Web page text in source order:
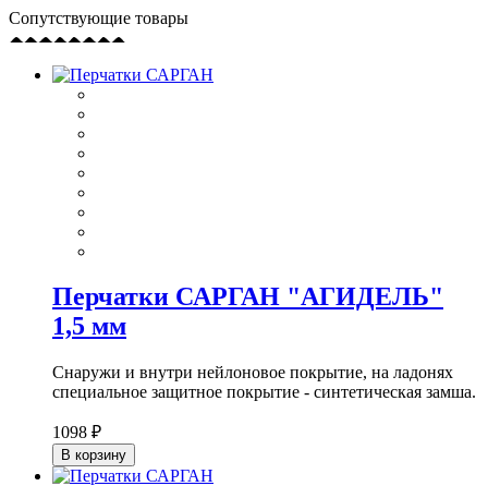
Сопутствующие товары
Перчатки САРГАН "АГИДЕЛЬ"
1,5 мм
Снаружи и внутри нейлоновое покрытие, на ладонях
специальное защитное покрытие - синтетическая замша.
1098 ₽
В корзину